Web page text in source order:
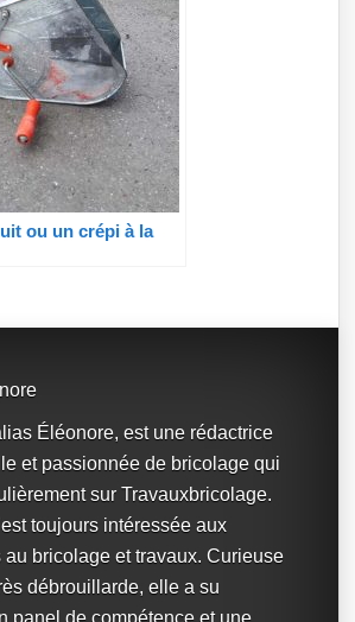
ou un crépi à la
Éléonore, est une rédactrice
et passionnée de bricolage qui
sur Travauxbricolage.
toujours intéressée aux
bricolage et travaux. Curieuse
débrouillarde, elle a su